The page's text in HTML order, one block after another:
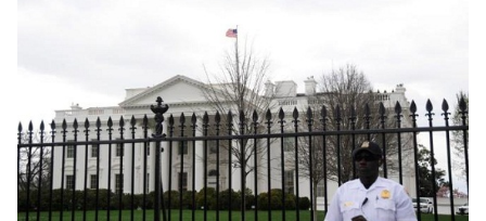
r
c
h
附加信息 [Processed Page